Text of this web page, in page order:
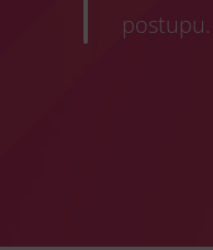
postupu.